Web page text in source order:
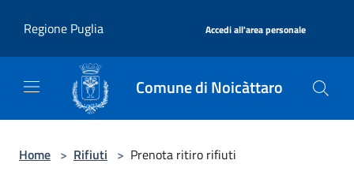
Regione Puglia
Accedi all'area personale
Comune di Noicàttaro
Home > Rifiuti > Prenota ritiro rifiuti